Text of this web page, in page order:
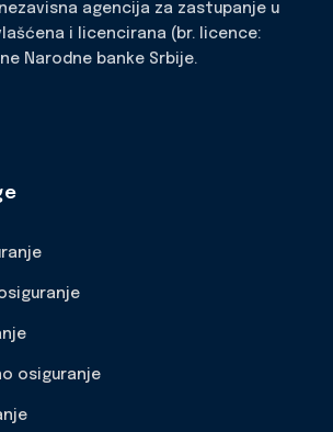
nezavisna agencija za zastupanje u
i licencirana (br. licence:
Narodne banke Srbije.
osiguranje